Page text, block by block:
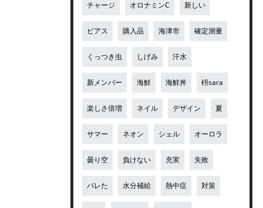
チャージ オロナミンC 新しい
ピアス 購入品 海津市 確定測量
くっつき虫 しげみ 汗水
新メンバー 海鮮 海鮮丼 枡sara
楽しさ倍増 ネイル デザイン 夏
サマー ネオン シェル オーロラ
曇り空 負けない 充実 失敗
バレた 水分補給 熱中症 対策